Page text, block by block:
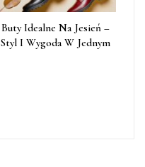
Buty Idealne Na Jesień –
Styl I Wygoda W Jednym